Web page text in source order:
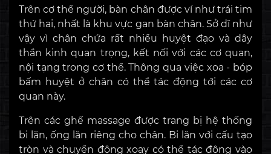
Trên cơ thể người, bàn chân được ví như trái tim
thứ hai, nhất là khu vực gan bàn chân. Sở dĩ như
vậy vì chân chứa rất nhiều huyệt đạo và dây
thần kinh quan trọng, kết nối với các cơ quan,
nội tạng trong cơ thể. Thông qua việc xoa - bóp
bấm huyệt ở chân có thể tác động tới các cơ
quan này.
Trên các ghế massage được trang bị hệ thống
bi lăn, ống lăn riêng cho chân. Bi lăn với cấu tạo
tròn và chuyển động xoay có thể tác động vào